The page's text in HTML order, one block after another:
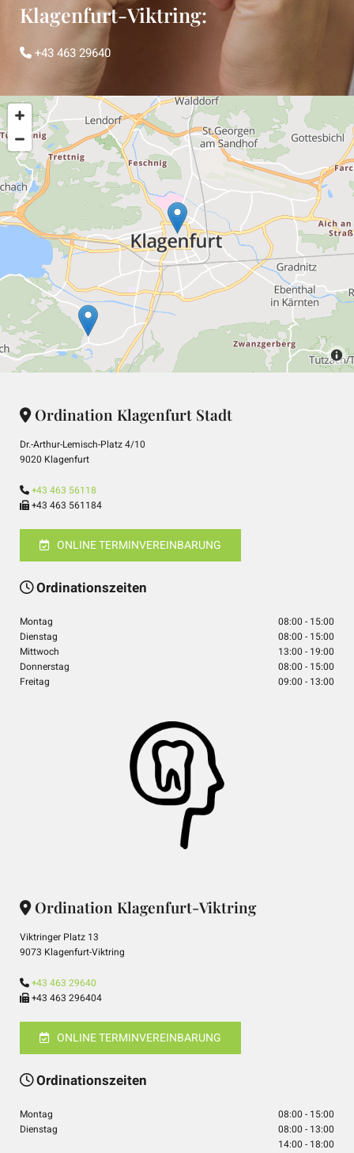
Klagenfurt-Viktring:
 +43 463 29640
Ordination Klagenfurt Stadt
Dr.-Arthur-Lemisch-Platz 4/10
9020 Klagenfurt
 +43 463 56118
 +43 463 561184
ONLINE TERMINVEREINBARUNG
Ordinationszeiten
Montag
08:00 - 15:00
Dienstag
08:00 - 15:00
Mittwoch
13:00 - 19:00
Donnerstag
08:00 - 15:00
Freitag
09:00 - 13:00
Ordination Klagenfurt-Viktring
Viktringer Platz 13
9073 Klagenfurt-Viktring
 +43 463 29640
 +43 463 296404
ONLINE TERMINVEREINBARUNG
Ordinationszeiten
Montag
08:00 - 15:00
Dienstag
08:00 - 13:00
14:00 - 18:00